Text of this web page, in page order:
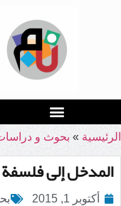
الرئيسية » بحوث و
المدخل إلى فلسفة
أكتوبر 1, 2015